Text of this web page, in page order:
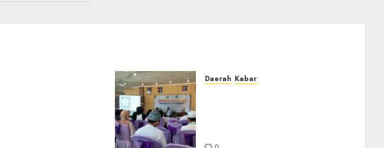
Daerah Kabar